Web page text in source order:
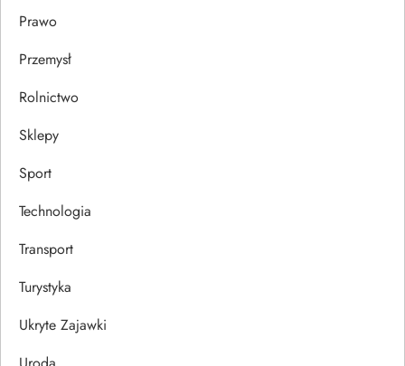
Prawo
Przemysł
Rolnictwo
Sklepy
Sport
Technologia
Transport
Turystyka
Ukryte Zajawki